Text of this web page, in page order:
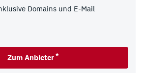
Domains und E-Mail
Zum Anbieter *